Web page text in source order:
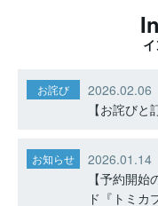
お詫び
2026.02.06
【お詫びと
お知らせ
2026.01.14
【予約開
ド『トミカ